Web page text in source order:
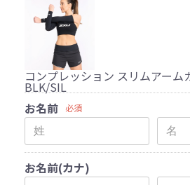
コンプレッション スリムアーム
BLK/SIL
お名前
必須
お名前(カナ)